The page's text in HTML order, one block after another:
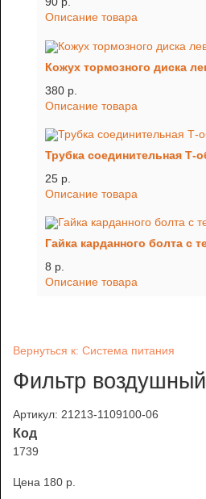
Описание товара
Кожух тормозного диска
380 p.
Описание товара
Трубка соединительная Т-
25 p.
Описание товара
Гайка карданного болта с
8 p.
Описание товара
Вернуться к: Система питания
Фильтр
Артикул: 21213-1109100-06
Код
1739
Цена 180 p.